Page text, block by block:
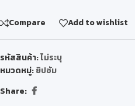
Compare Add to wishlist
รหัสสินค้า:ไม่ระบุ
หมวดหมู่:ยิปซัม
Share: